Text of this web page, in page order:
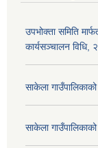
उपभोक्ता समिति
कार्यसञ्चालन विधि,
साकेला
साकेला